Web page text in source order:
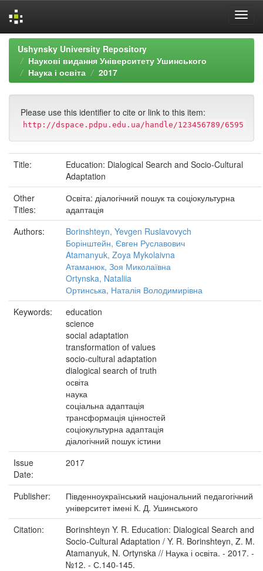
Skip
navigation
Ushynsky University Repository
Наукові видання Університету Ушинського
Наука і освіта
2017
Please use this identifier to cite or link to this item:
http://dspace.pdpu.edu.ua/handle/123456789/6595
Title:
Education: Dialogical Search and Socio-Cultural
Adaptation
Other
Titles:
Освіта: діалогічний пошук та соціокультурна
адаптація
Authors:
Borinshteyn, Yevgen Ruslavovych
Борінштейн, Євген Руславович
Atamanyuk, Zoya Mykolaivna
Атаманюк, Зоя Миколаївна
Ortynska, Nataliia
Ортинська, Наталія Володимирівна
Keywords:
education
science
social adaptation
transformation of values
socio-cultural adaptation
dialogical search of truth
освіта
наука
соціальна адаптація
трансформація цінностей
соціокультурна адаптація
діалогічний пошук істини
Issue
Date:
2017
Publisher:
Південноукраїнський національний педагогічний
університет імені К. Д. Ушинського
Citation:
Borinshteyn Y. R. Education: Dialogical Search and
Socio-Cultural Adaptation / Y. R. Borinshteyn, Z. M.
Atamanyuk, N. Ortynska // Наука і освіта. - 2017. -
№12. - С.140-145.